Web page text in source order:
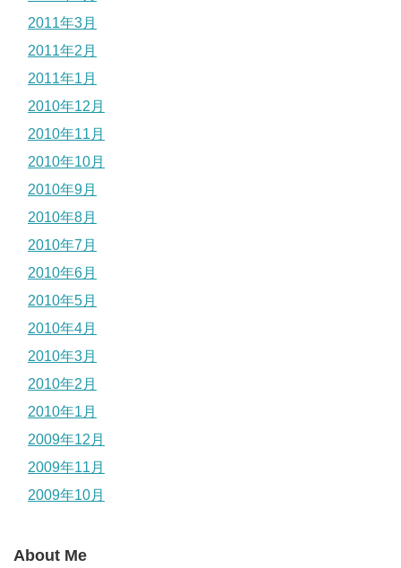
2011年3月
2011年2月
2011年1月
2010年12月
2010年11月
2010年10月
2010年9月
2010年8月
2010年7月
2010年6月
2010年5月
2010年4月
2010年3月
2010年2月
2010年1月
2009年12月
2009年11月
2009年10月
About Me